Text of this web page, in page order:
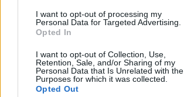
I want to opt-out of processing my
Personal Data for Targeted Advertising.
Opted In
I want to opt-out of Collection, Use,
Retention, Sale, and/or Sharing of my
Personal Data that Is Unrelated with the
Purposes for which it was collected.
Opted Out